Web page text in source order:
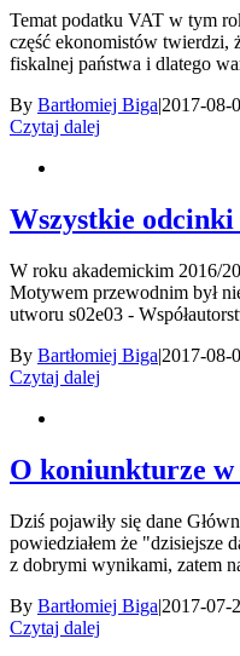
Temat podatku VAT w tym
część ekonomistów twierdzi,
fiskalnej państwa i dlatego
By Bartłomiej Biga|2017-08-
Czytaj dalej
Wszystkie
W roku akademickim 2016/
Motywem przewodnim był
utworu s02e03 -
By Bartłomiej Biga|2017-08-
Czytaj dalej
O koniunkturze w
Dziś pojawiły się dane
powiedziałem że "dzisiejsze
z dobrymi wynikami, zatem
By Bartłomiej Biga|2017-07-
Czytaj dalej